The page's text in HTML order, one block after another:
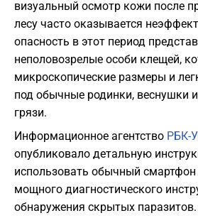
визуальный осмотр кожи после
лесу часто оказывается
опасность в этот период
неполовозрелые особи клещей,
микроскопические размеры и
под обычные родинки, веснушки
грязи.
Информационное агентство РБК-
опубликовало детальную
использовать обычный смартфон
мощного диагностического
обнаружения скрытых паразитов.